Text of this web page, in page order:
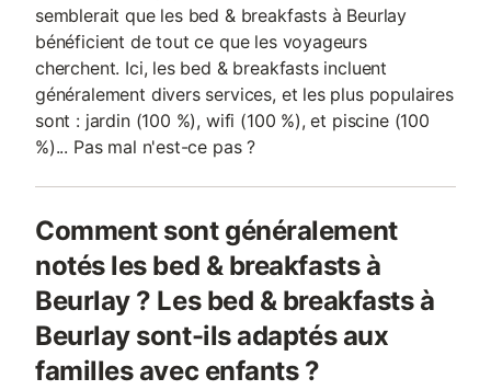
semblerait que les bed & breakfasts à Beurlay
bénéficient de tout ce que les voyageurs
cherchent. Ici, les bed & breakfasts incluent
généralement divers services, et les plus populaires
sont : jardin (100 %), wifi (100 %), et piscine (100
%)... Pas mal n'est-ce pas ?
Comment sont généralement
notés les bed & breakfasts à
Beurlay ? Les bed & breakfasts à
Beurlay sont-ils adaptés aux
familles avec enfants ?